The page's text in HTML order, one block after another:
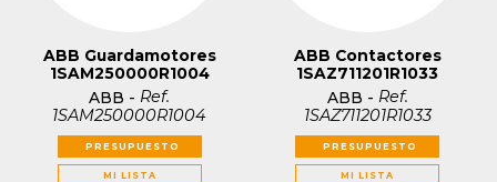
ABB Guardamotores
1SAM250000R1004
ABB - Ref.
1SAM250000R1004
PRESUPUESTO
MI LISTA
ABB Contactores
1SAZ711201R1033
ABB - Ref.
1SAZ711201R1033
PRESUPUESTO
MI LISTA